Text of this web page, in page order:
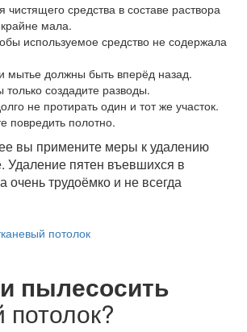
чистящего средства в составе раствора
мала.
используемое средство не содержала
мытье должны быть вперёд назад.
только создадите разводы.
не протирать один и тот же участок.
повредить полотно.
вы примените меры к удалению
Удаление пятен въевшихся в
очень трудоёмко и не всегда
пылесосить
потолок?